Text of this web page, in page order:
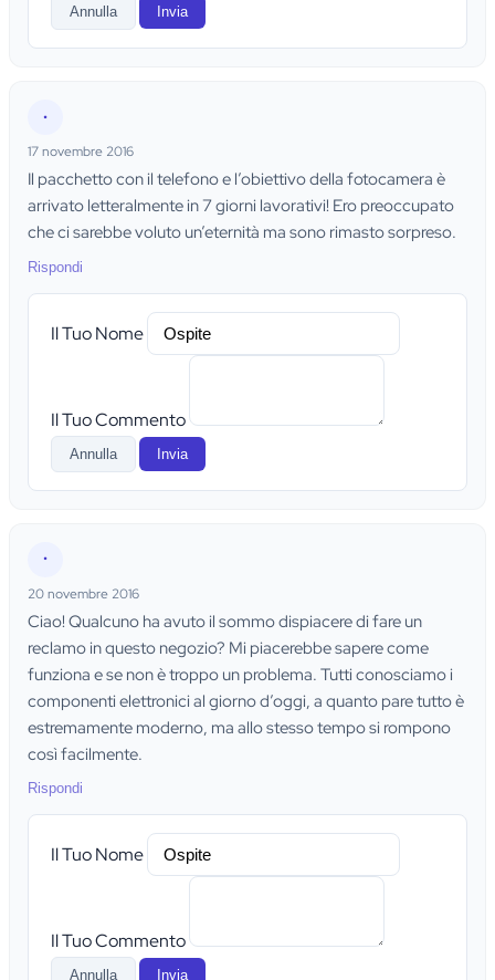
Annulla Invia
•
17 novembre 2016
Il pacchetto con il telefono e l’obiettivo della fotocamera è
arrivato letteralmente in 7 giorni lavorativi! Ero preoccupato
che ci sarebbe voluto un’eternità ma sono rimasto sorpreso.
Rispondi
Il Tuo Nome
Il Tuo Commento
Annulla Invia
•
20 novembre 2016
Ciao! Qualcuno ha avuto il sommo dispiacere di fare un
reclamo in questo negozio? Mi piacerebbe sapere come
funziona e se non è troppo un problema. Tutti conosciamo i
componenti elettronici al giorno d’oggi, a quanto pare tutto è
estremamente moderno, ma allo stesso tempo si rompono
così facilmente.
Rispondi
Il Tuo Nome
Il Tuo Commento
Annulla Invia